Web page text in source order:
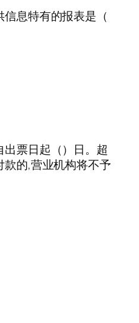
息特有的报表是（
票日起（）日。超
的,营业机构将不予